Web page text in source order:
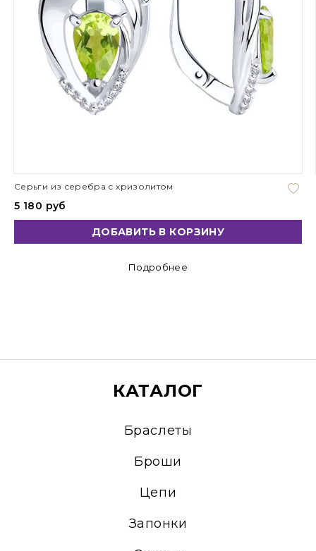
Серьги из серебра с хризолитом
5 180 руб
ДОБАВИТЬ В КОРЗИНУ
Подробнее
КАТАЛОГ
Браслеты
Броши
Цепи
Запонки